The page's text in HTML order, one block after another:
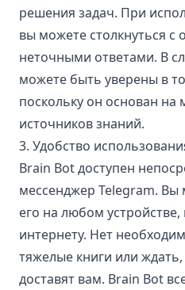
решения задач. При
вы можете столкнуться
неточными ответами. В
можете быть уверены в
поскольку он основан
источников знаний.
3. Удобство
Brain Bot доступен
мессенджер Telegram. Вы
его на любом
интернету. Нет
тяжелые книги или
доставят вам. Brain Bot